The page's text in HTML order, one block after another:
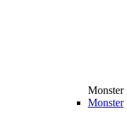
Monster
Monster